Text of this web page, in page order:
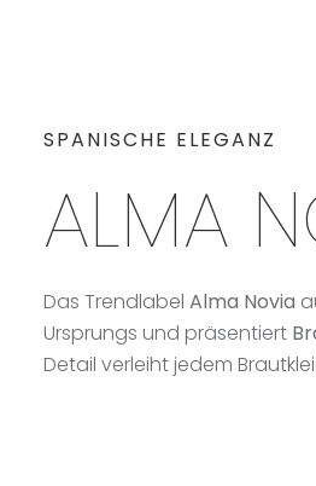
SPANISCHE ELEGANZ
ALMA
Das Trendlabel Alma Novia
Ursprungs und präsentiert
Detail verleiht jedem